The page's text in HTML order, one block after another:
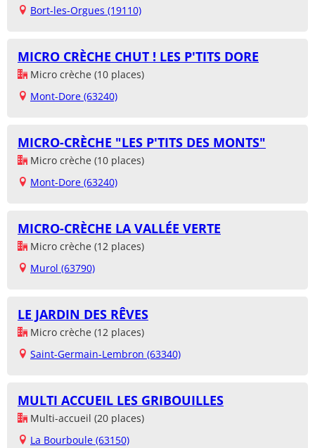
Bort-les-Orgues (19110)
MICRO CRÈCHE CHUT ! LES P'TITS DORE
Micro crèche (10 places)
Mont-Dore (63240)
MICRO-CRÈCHE "LES P'TITS DES MONTS"
Micro crèche (10 places)
Mont-Dore (63240)
MICRO-CRÈCHE LA VALLÉE VERTE
Micro crèche (12 places)
Murol (63790)
LE JARDIN DES RÊVES
Micro crèche (12 places)
Saint-Germain-Lembron (63340)
MULTI ACCUEIL LES GRIBOUILLES
Multi-accueil (20 places)
La Bourboule (63150)